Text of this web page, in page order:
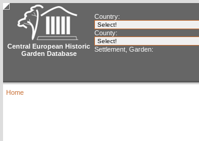
Central European Historic
Garden Database
Country:
County:
Settlement, Garden:
Home